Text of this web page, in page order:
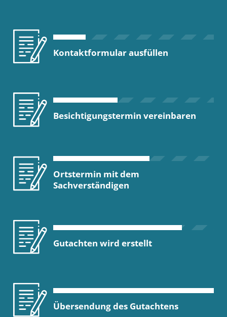
Kontaktformular ausfüllen
Besichtigungstermin vereinbaren
Ortstermin mit dem
Sachverständigen
Gutachten wird erstellt
Übersendung des Gutachtens